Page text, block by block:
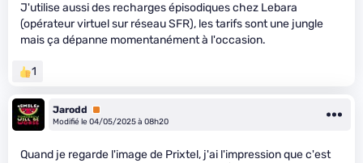
J'utilise aussi des recharges épisodiques chez Lebara
(opérateur virtuel sur réseau SFR), les tarifs sont une jungle
mais ça dépanne momentanément à l'occasion.
1
Jarodd
Premium
Modifié le 04/05/2025 à 08h20
Quand je regarde l'image de Prixtel, j'ai l'impression que c'est